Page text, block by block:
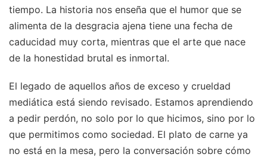
tiempo. La historia nos enseña que el humor que se
alimenta de la desgracia ajena tiene una fecha de
caducidad muy corta, mientras que el arte que nace
de la honestidad brutal es inmortal.
El legado de aquellos años de exceso y crueldad
mediática está siendo revisado. Estamos aprendiendo
a pedir perdón, no solo por lo que hicimos, sino por lo
que permitimos como sociedad. El plato de carne ya
no está en la mesa, pero la conversación sobre cómo